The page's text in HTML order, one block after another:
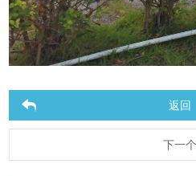
返回
下一个